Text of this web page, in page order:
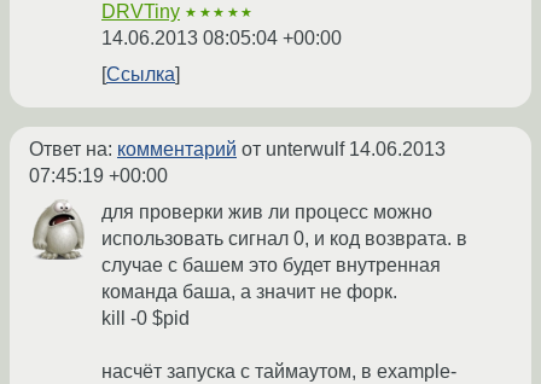
DRVTiny ★★★★★
14.06.2013 08:05:04 +00:00
Ссылка
Ответ на: комментарий от unterwulf 14.06.2013
07:45:19 +00:00
для проверки жив ли процесс можно
использовать сигнал 0, и код возврата. в
случае с башем это будет внутренная
команда баша, а значит не форк.
kill -0 $pid
насчёт запуска с таймаутом, в example-